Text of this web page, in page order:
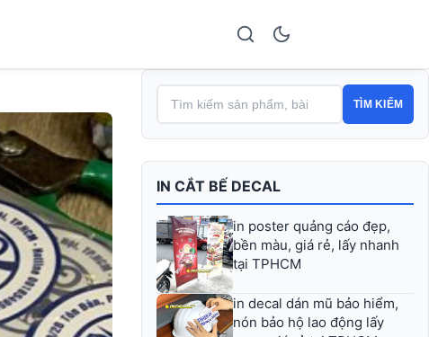
TÌM KIẾM
IN CẮT BẾ DECAL
in poster quảng cáo đẹp,
bền màu, giá rẻ, lấy nhanh
tại TPHCM
in decal dán mũ bảo hiểm,
nón bảo hộ lao động lấy